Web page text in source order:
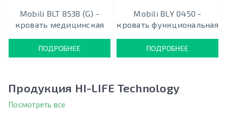
Mobili BLT 8538 (G) -
кровать медицинская
ПОДРОБНЕЕ
Mobili BLY 0450 -
кровать функциональная
ПОДРОБНЕЕ
Продукция HI-LIFE Technology
Посмотреть все